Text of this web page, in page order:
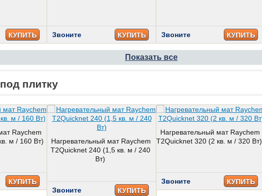
КУПИТЬ Звоните КУПИТЬ Звоните КУПИТЬ
Показать все
плитку
Raychem
м / 160 Вт)
КУПИТЬ
Нагревательный мат Raychem
T2Quicknet 240 (1,5 кв. м / 240
Вт)
Звоните КУПИТЬ
Нагревательный мат Raychem
T2Quicknet 320 (2 кв. м / 320 Вт)
Звоните КУПИТЬ